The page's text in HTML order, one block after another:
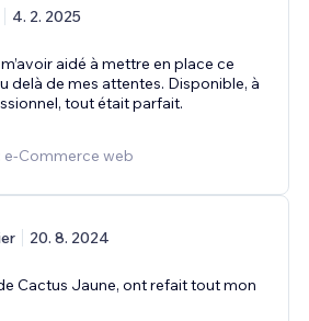
4. 2. 2025
aidé à mettre en place ce
delà de mes attentes. Disponible, à
tout était parfait.
web
20. 8. 2024
Cactus Jaune, ont refait tout mon